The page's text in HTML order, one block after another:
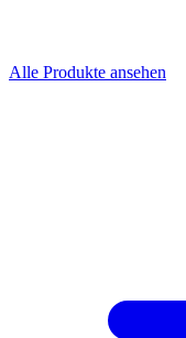
Alle Produkte ansehen